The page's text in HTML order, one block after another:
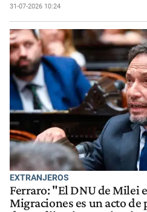
31-07-2026 10:24
EXTRANJEROS
Ferraro: "El DNU de Milei
Migraciones es un acto